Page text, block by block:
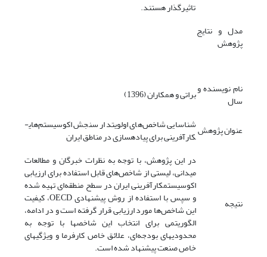
تاثیرگذار هستند.
مدل و نتایج
پژوهش
نام نویسنده و
سال براتی و همکاران (1396)
عنوان پژوهش شناسایی شاخص‌های اولویت­دار سنجش اکوسیستم‌های­
کارآفرینی برای پیاده­سازی در مناطق ایران
نتیجه
در این پژوهش، با توجه به نظرات خبرگان و مطالعات
میدانی، لیستی از شاخص‌های قابل استفاده برای ارزیابی
اکوسیستم­کارآفرینی ایران در سطح منطقه‌ای تهیه شده
و سپس با استفاده از روش پیشنهادی OECD، کیفیت
این شاخص‌ها مورد ارزیابی قرار گرفته است و در ادامه،
الگوریتمی برای انتخاب این شاخصها با توجه به
محدودیهای بودجه‌ای، علائق خاص کارفرما و ویژگیهای
خاص صنعت پیشنهاد شده است.